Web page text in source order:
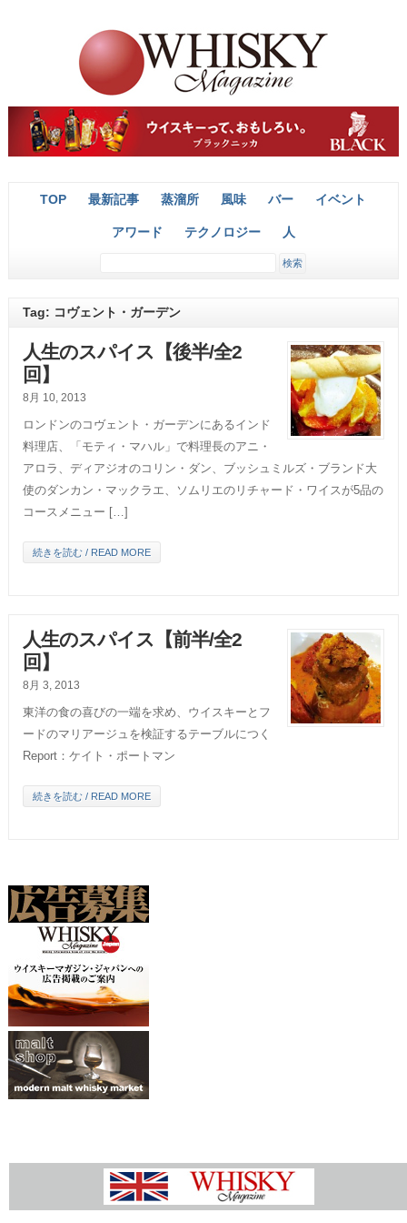
TOP 最新記事 蒸溜所 風味 バー イベント
アワード テクノロジー 人
Tag: コヴェント・ガーデン
人生のスパイス【後半/全2
回】
8月 10, 2013
ロンドンのコヴェント・ガーデンにあるインド
料理店、「モティ・マハル」で料理長のアニ・
アロラ、ディアジオのコリン・ダン、ブッシュミルズ・ブランド大
使のダンカン・マックラエ、ソムリエのリチャード・ワイスが5品の
コースメニュー […]
続きを読む / READ MORE
人生のスパイス【前半/全2
回】
8月 3, 2013
東洋の食の喜びの一端を求め、ウイスキーとフ
ードのマリアージュを検証するテーブルにつく
Report：ケイト・ポートマン
続きを読む / READ MORE